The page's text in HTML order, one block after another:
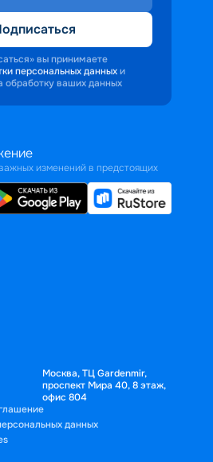
вы принимаете
персональных данных и
обработку ваших данных
изменений в предстоящих
Москва, ТЦ Gardenmir,
проспект Мира 40, 8 этаж,
офис 804
данных